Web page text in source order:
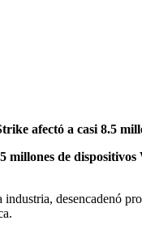
afectó a casi 8.5
millones de dispositivos
desencadenó